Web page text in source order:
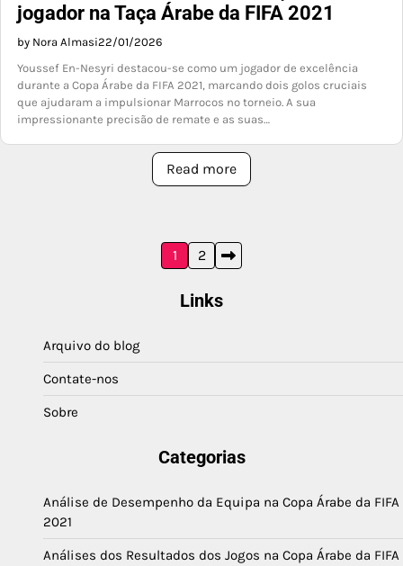
jogador na Taça Árabe da FIFA 2021
by Nora Almasi22/01/2026
Youssef En-Nesyri destacou-se como um jogador de excelência
durante a Copa Árabe da FIFA 2021, marcando dois golos cruciais
que ajudaram a impulsionar Marrocos no torneio. A sua
impressionante precisão de remate e as suas…
Read more
1 2
Links
Arquivo do blog
Contate-nos
Sobre
Categorias
Análise de Desempenho da Equipa na Copa Árabe da FIFA
2021
Análises dos Resultados dos Jogos na Copa Árabe da FIFA